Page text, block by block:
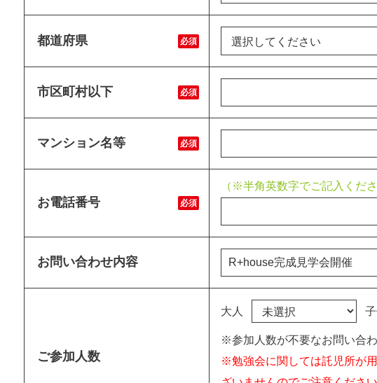
都道府県 必須
市区町村以下 必須
マンション名等 必須
お電話番号 必須
（※半角英数字でご記入くださ
お問い合わせ内容
ご参加人数
大人
※参加人数が不要なお問い合
※勉強会に関しては託児所が